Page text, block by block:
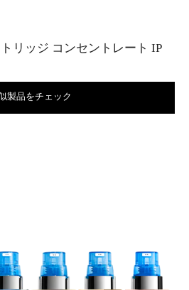
リッジ コンセントレート IP
製品をチェック